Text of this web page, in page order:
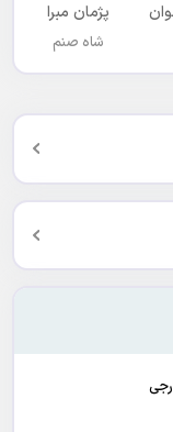
پژمان مبرا
شاه صنم